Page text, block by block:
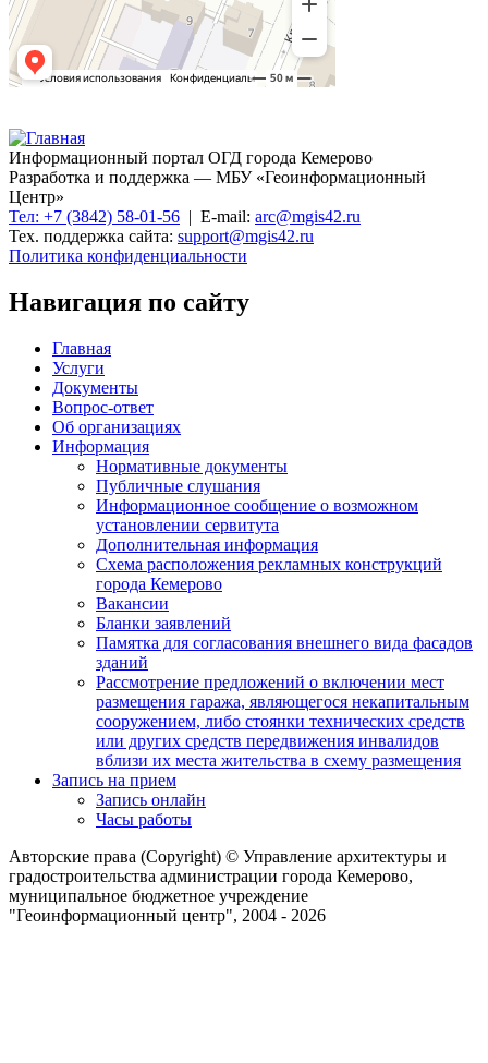
Информационный портал ОГД города Кемерово
Разработка и поддержка — МБУ «Геоинформационный
Центр»
Тел: +7 (3842) 58-01-56 | E-mail: arc@mgis42.ru
Тех. поддержка сайта: support@mgis42.ru
Политика конфиденциальности
Навигация по сайту
Главная
Услуги
Документы
Вопрос-ответ
Об организациях
Информация
Нормативные документы
Публичные слушания
Информационное сообщение о возможном
установлении сервитута
Дополнительная информация
Схема расположения рекламных конструкций
города Кемерово
Вакансии
Бланки заявлений
Памятка для согласования внешнего вида фасадов
зданий
Рассмотрение предложений о включении мест
размещения гаража, являющегося некапитальным
сооружением, либо стоянки технических средств
или других средств передвижения инвалидов
вблизи их места жительства в схему размещения
Запись на прием
Запись онлайн
Часы работы
Авторские права (Copyright) © Управление архитектуры и
градостроительства администрации города Кемерово,
муниципальное бюджетное учреждение
"Геоинформационный центр", 2004 - 2026